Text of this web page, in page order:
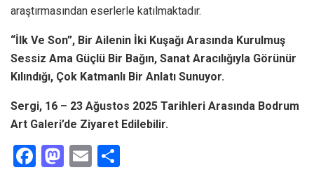
araştırmasından eserlerle katılmaktadır.
“İlk Ve Son”, Bir Ailenin İki Kuşağı Arasında Kurulmuş
Sessiz Ama Güçlü Bir Bağın, Sanat Aracılığıyla Görünür
Kılındığı, Çok Katmanlı Bir Anlatı Sunuyor.
Sergi, 16 – 23 Ağustos 2025 Tarihleri Arasında Bodrum
Art Galeri’de Ziyaret Edilebilir.
F
M E